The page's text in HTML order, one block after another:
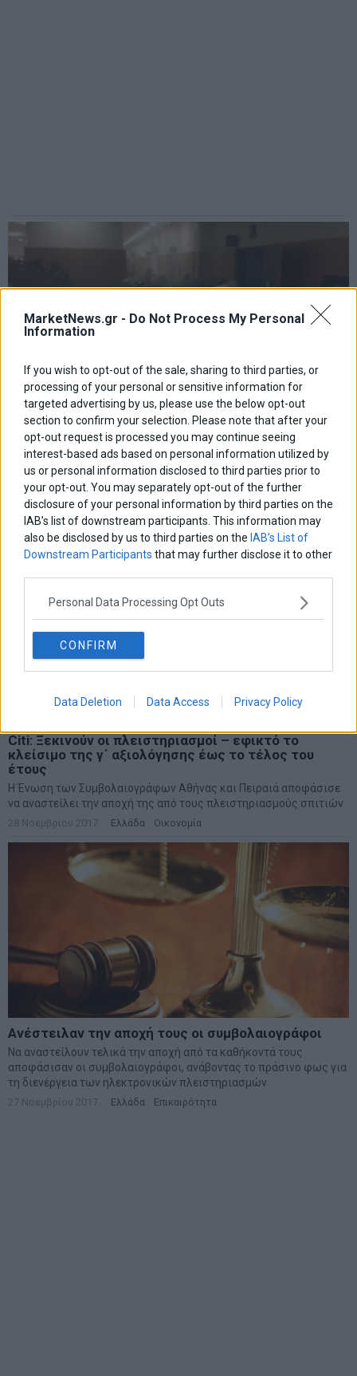
MarketNews.gr - Do Not Process My Personal
Information
If you wish to opt-out of the sale, sharing to third parties, or
processing of your personal or sensitive information for
targeted advertising by us, please use the below opt-out
section to confirm your selection. Please note that after your
opt-out request is processed you may continue seeing
interest-based ads based on personal information utilized by
us or personal information disclosed to third parties prior to
your opt-out. You may separately opt-out of the further
disclosure of your personal information by third parties on the
IAB’s list of downstream participants. This information may
also be disclosed by us to third parties on the IAB’s List of
Downstream Participants that may further disclose it to other
Personal Data Processing Opt Outs
CONFIRM
Data Deletion Data Access Privacy Policy
Προς αναστολή των πλειστηριασμών την Τετάρτη
οι συμβολαιογράφοι υπό τον φόβο επεισοδίων
Σε αναστολή των πλειστηριασμών για αύριο Τετάρτη
προσανατολίζεται ο Σύνδεσμος των Συμβολαιογράφων
προβάλλοντας ως βασική αιτία την επίσκεψη Ερντογάν
5 Δεκεμβρίου 2017 Ελλάδα · Επικαιρότητα
Citi: Ξεκινούν οι πλειστηριασμοί – εφικτό το
κλείσιμο της γ΄ αξιολόγησης έως το τέλος του
έτους
H Ένωση των Συμβολαιογράφων Αθήνας και Πειραιά αποφάσισε
να αναστείλει την αποχή της από τους πλειστηριασμούς σπιτιών
28 Νοεμβρίου 2017 Ελλάδα Οικονομία
Ανέστειλαν την αποχή τους οι συμβολαιογράφοι
Να αναστείλουν τελικά την αποχή από τα καθήκοντά τους
αποφάσισαν οι συμβολαιογράφοι, ανάβοντας το πράσινο φως για
τη διενέργεια των ηλεκτρονικών πλειστηριασμών
27 Νοεμβρίου 2017 Ελλάδα Επικαιρότητα